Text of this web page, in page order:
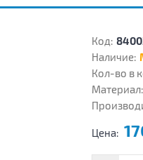
Код:
Наличие:
Кол-во в
Материал:
Цена: